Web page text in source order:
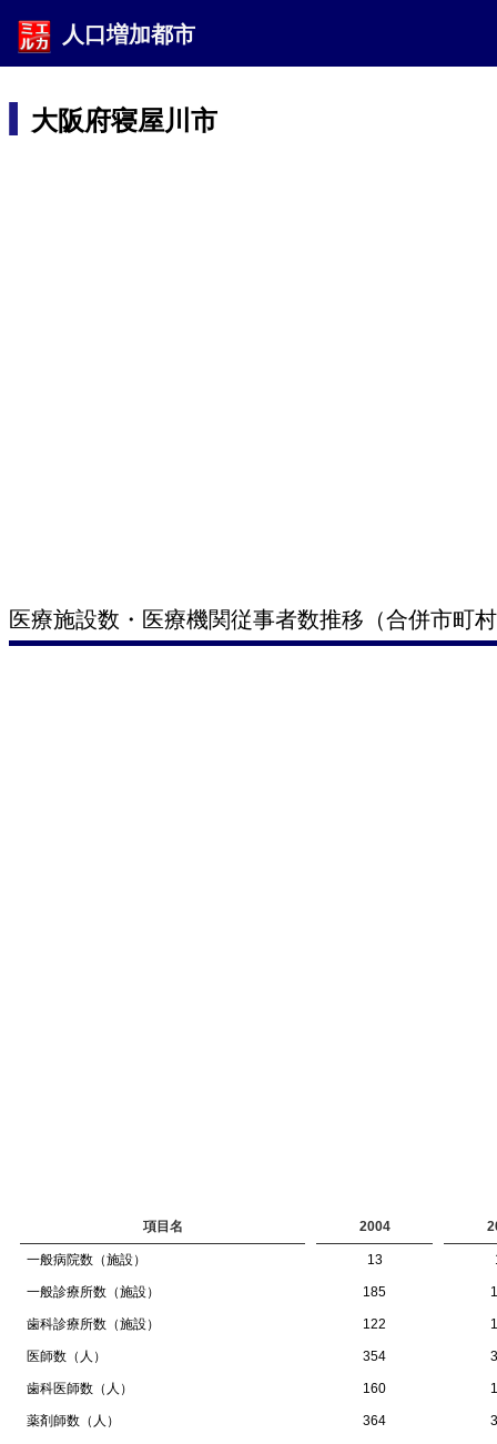
人口増加都市
大阪府寝屋川市
医療施設数・医療機関従事者数推移（合併市町
項目名 2004
一般病院数（施設） 13
一般診療所数（施設） 185
歯科診療所数（施設） 122
医師数（人） 354
歯科医師数（人） 160
薬剤師数（人） 364